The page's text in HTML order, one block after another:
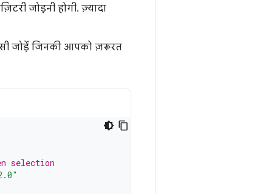
जोड़नी होगी. ज़्यादा
जोड़ें जिनकी आपको ज़रूरत
selection